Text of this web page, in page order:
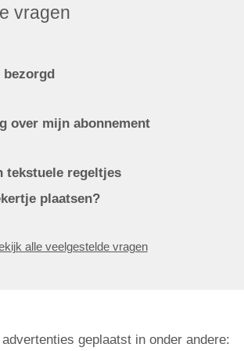
vragen
bezorgd
over mijn abonnement
tekstuele regeltjes
plaatsen?
alle veelgestelde vragen
geplaatst in onder andere: